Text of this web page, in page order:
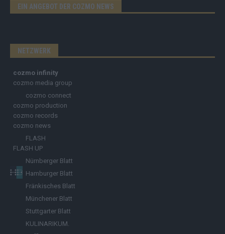
EIN ANGEBOT DER COZMO NEWS
NETZWERK
cozmo infinity
cozmo media group
cozmo connect
cozmo production
cozmo records
cozmo news
FLASH
FLASH UP
Nürnberger Blatt
Hamburger Blatt
Fränkisches Blatt
Münchener Blatt
Stuttgarter Blatt
KULINARIKUM.